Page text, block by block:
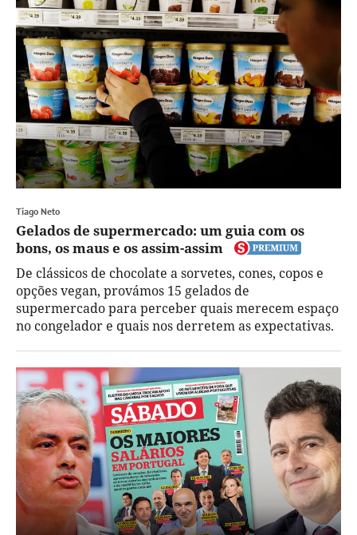
Tiago Neto
Gelados de supermercado: um guia com os
bons, os maus e os assim-assim
De clássicos de chocolate a sorvetes, cones, copos e
opções vegan, provámos 15 gelados de
supermercado para perceber quais merecem espaço
no congelador e quais nos derretem as expectativas.